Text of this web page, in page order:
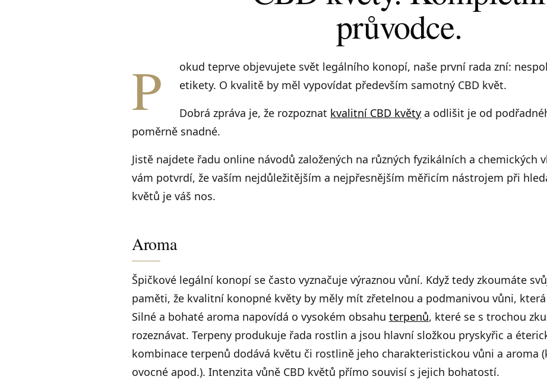
průvodce.
P
okud teprve objevujete svět legálního konopí, naše první rada zní:
etikety. O kvalitě by měl vypovídat především samotný CBD květ.
Dobrá zpráva je, že rozpoznat kvalitní CBD květy a odlišit je od
poměrně snadné.
Jistě najdete řadu online návodů založených na různých fyzikálních a chemických
vám potvrdí, že vaším nejdůležitějším a nejpřesnějším měřicím nástrojem při
květů je váš nos.
Aroma
Špičkové legální konopí se často vyznačuje výraznou vůní. Když tedy zkoumáte
paměti, že kvalitní konopné květy by měly mít zřetelnou a podmanivou vůni,
Silné a bohaté aroma napovídá o vysokém obsahu terpenů, které se s trochou
rozeznávat. Terpeny produkuje řada rostlin a jsou hlavní složkou pryskyřic a
kombinace terpenů dodává květu či rostlině jeho charakteristickou vůni a aroma
ovocné apod.). Intenzita vůně CBD květů přímo souvisí s jejich bohatostí.